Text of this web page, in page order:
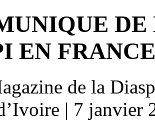
DE
EN FRANCE
de la
| 7 janvier